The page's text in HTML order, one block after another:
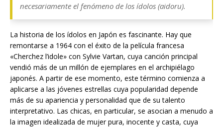
necesariamente el fenómeno de los ídolos (aidoru).
La historia de los ídolos en Japón es fascinante. Hay que
remontarse a 1964 con el éxito de la película francesa
«Cherchez l’idole» con Sylvie Vartan, cuya canción principal
vendió más de un millón de ejemplares en el archipiélago
japonés. A partir de ese momento, este término comienza a
aplicarse a las jóvenes estrellas cuya popularidad depende
más de su apariencia y personalidad que de su talento
interpretativo. Las chicas, en particular, se asocian a menudo a
la imagen idealizada de mujer pura, inocente y casta, cuya